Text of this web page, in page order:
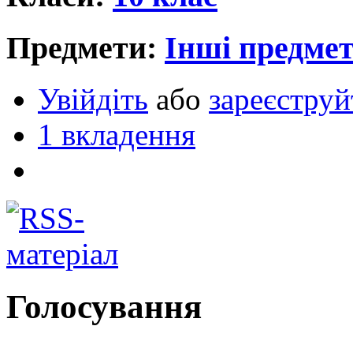
Предмети: Інші
Увійдіть або
1 вкладення
Голосування